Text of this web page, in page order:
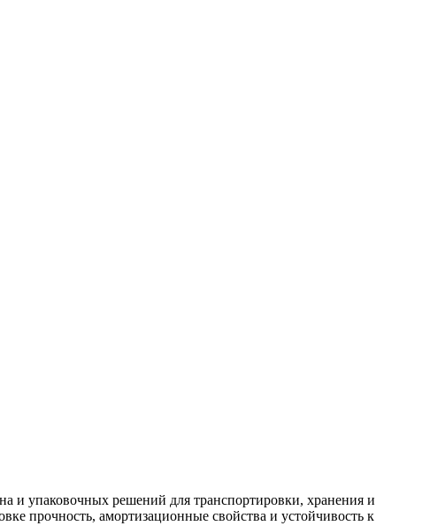
и упаковочных решений для транспортировки, хранения и
прочность, амортизационные свойства и устойчивость к